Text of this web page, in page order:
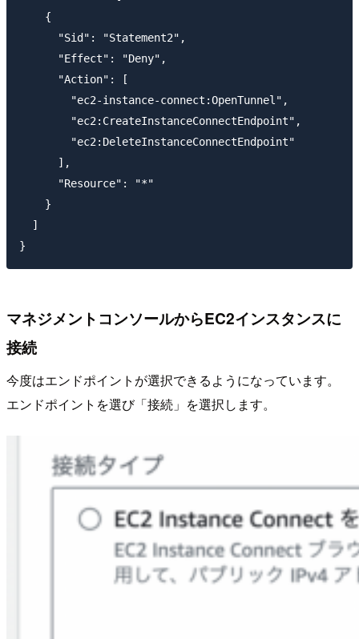
    {
      "Sid": "Statement2",
      "Effect": "Deny",
      "Action": [
        "ec2-instance-connect:OpenTunnel",
        "ec2:CreateInstanceConnectEndpoint",
        "ec2:DeleteInstanceConnectEndpoint"
      ],
      "Resource": "*"
    }
  ]
マネジメントコンソールからEC2インスタンスに
接続
今度はエンドポイントが選択できるようになっています。
エンドポイントを選び「接続」を選択します。